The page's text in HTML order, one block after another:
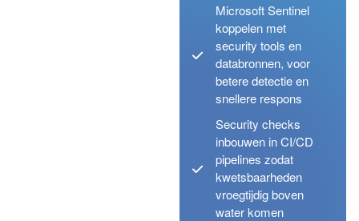
Microsoft Sentinel
koppelen met
security tools en
databronnen, voor
betere detectie en
snellere respons
Security checks
inbouwen in CI/CD
pipelines zodat
kwetsbaarheden
vroegtijdig boven
water komen